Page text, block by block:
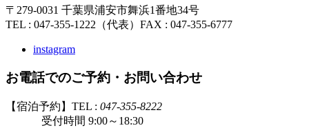
〒279-0031 千葉県浦安市舞浜1番地34号
TEL : 047-355-1222（代表） FAX : 047-355-6777
instagram
お電話でのご予約・お問い合わせ
【宿泊予約】TEL : 047-355-8222
受付時間 9:00～18:30